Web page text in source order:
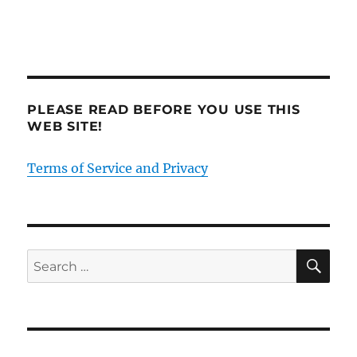
PLEASE READ BEFORE YOU USE THIS
WEB SITE!
Terms of Service and Privacy
Search
for: